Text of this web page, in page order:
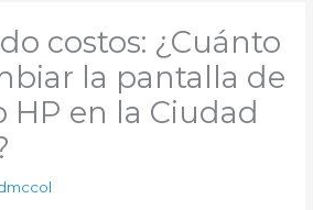
costos: ¿Cuánto
la pantalla de
HP en la Ciudad